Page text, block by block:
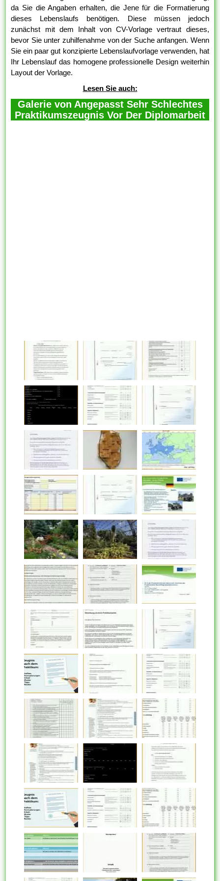
da Sie die Angaben erhalten, die Jene für die Formatierung
dieses Lebenslaufs benötigen. Diese müssen jedoch
zunächst mit dem Inhalt von CV-Vorlage vertraut dieses,
bevor Sie unter zuhilfenahme von der Suche anfangen. Wenn
Sie ein paar gut konzipierte Lebenslaufvorlage verwenden, hat
Ihr Lebenslauf das homogene professionelle Design weiterhin
Layout der Vorlage.
Lesen Sie auch:
Galerie von Angepasst Sehr Schlechtes
Praktikumszeugnis Vor Der Diplomarbeit